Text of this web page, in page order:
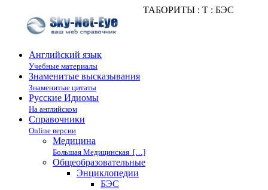
ТАБОРИТЫ : Т : БЭС
Английский язык
Учебные материалы
Знаменитые высказывания
Знаменитые цитаты
Русские Идиомы
На английском
Справочники
Online версии
Медицина
Большая Медицинская […]
Общеобразовательные
Энциклопедии
БЭС